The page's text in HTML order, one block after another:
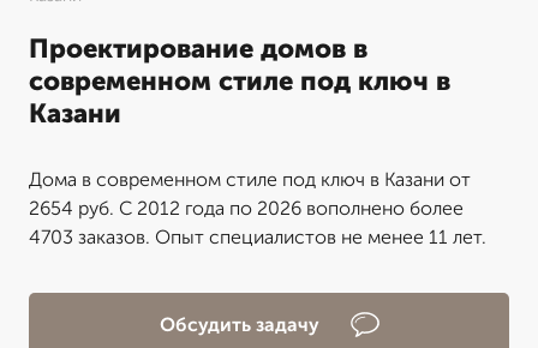
Проектирование домов в
современном стиле под ключ в
Казани
Дома в современном стиле под ключ в Казани от
2654 руб. С 2012 года по 2026 вополнено более
4703 заказов. Опыт специалистов не менее 11 лет.
Обсудить задачу